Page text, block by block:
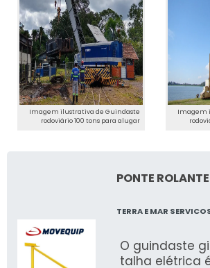
Imagem ilustrativa de Guindaste
rodoviário 100 tons para alugar
Imagem
PONTE
TERRA E MAR
O guindaste
talha elétrica